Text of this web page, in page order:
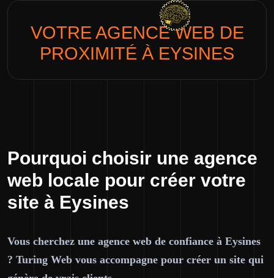
VOTRE AGENCE WEB DE
PROXIMITÉ À EYSINES
Pourquoi choisir une agence
web locale pour créer votre
site à Eysines
Vous cherchez une agence web de confiance à Eysines
? Turing Web vous accompagne pour créer un site qui